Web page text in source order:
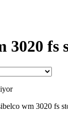
3020 fs
wm 3020 fs